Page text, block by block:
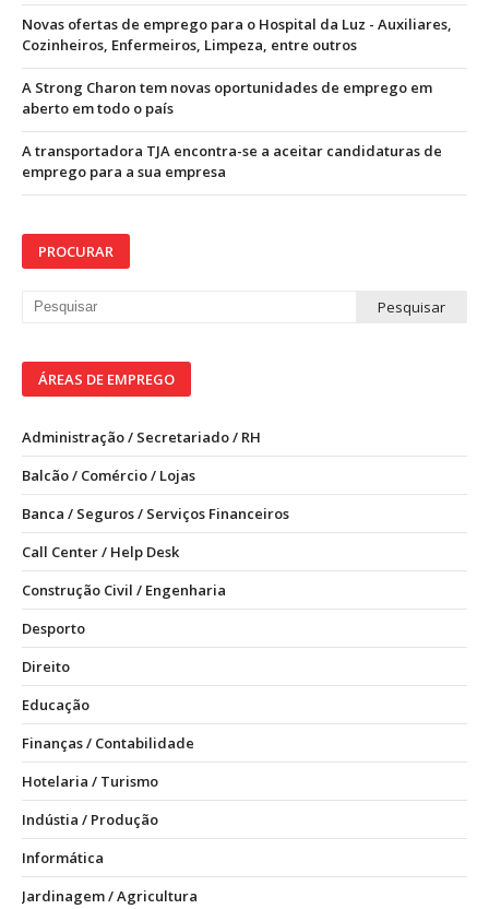
Novas ofertas de emprego para o Hospital da Luz - Auxiliares,
Cozinheiros, Enfermeiros, Limpeza, entre outros
A Strong Charon tem novas oportunidades de emprego em
aberto em todo o país
A transportadora TJA encontra-se a aceitar candidaturas de
emprego para a sua empresa
PROCURAR
ÁREAS DE EMPREGO
Administração / Secretariado / RH
Balcão / Comércio / Lojas
Banca / Seguros / Serviços Financeiros
Call Center / Help Desk
Construção Civil / Engenharia
Desporto
Direito
Educação
Finanças / Contabilidade
Hotelaria / Turismo
Indústia / Produção
Informática
Jardinagem / Agricultura